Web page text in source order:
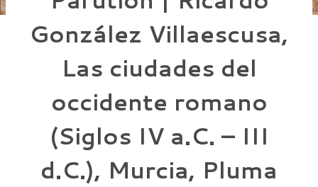
González Villaescusa,
Las ciudades del
occidente romano
(Siglos IV a.C. – III
d.C.), Murcia, Pluma